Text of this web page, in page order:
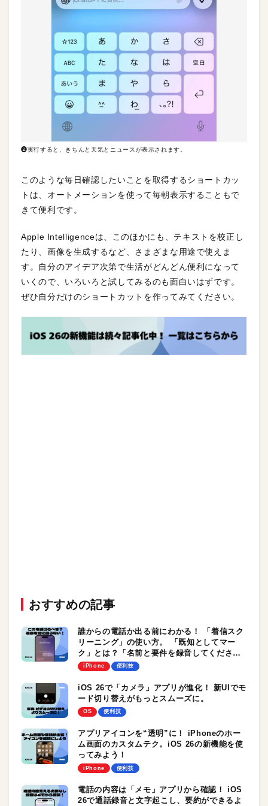
❷実行すると、きちんと天気とニュースが表示されます。
このような毎日確認したいことを取得するショートカッ
トは、オートメーションを使って毎朝表示することもで
きて便利です。
Apple Intelligenceは、このほかにも、テキストを校正し
たり、画像を生成するなど、さまざまな用途で使えま
す。自分のアイデア次第で生活がどんどん便利になって
いくので、いろいろと試してみるのも面白いはずです。
ぜひ自分だけのショートカットを作ってみてください。
おすすめの記事
誰からの電話か出る前にわかる！ 「着信スク
リーニング」の使い方。 「既知としてマー
ク」とは？「名前と要件を録音してくださ
い」と言われたときの対処法も
iPhone 便利技
iOS 26で「カメラ」アプリが進化！ 新UIでモ
ード切り替えがもっとスムーズに。
OS 便利技
アプリアイコンを“透明”に！ iPhoneのホー
ム画面のカスタムテク。iOS 26の新機能を使
ってみよう！
iPhone 便利技
電話の内容は「メモ」アプリから確認！ iOS
26で通話録音と文字起こし、要約ができるよ